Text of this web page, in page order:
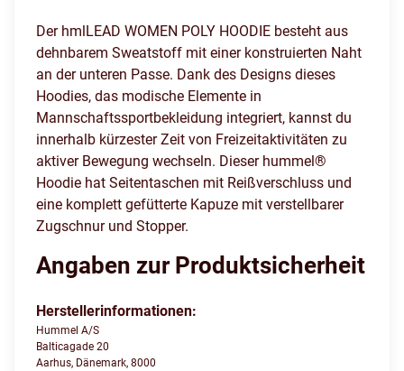
Der hmlLEAD WOMEN POLY HOODIE besteht aus
dehnbarem Sweatstoff mit einer konstruierten Naht
an der unteren Passe. Dank des Designs dieses
Hoodies, das modische Elemente in
Mannschaftssportbekleidung integriert, kannst du
innerhalb kürzester Zeit von Freizeitaktivitäten zu
aktiver Bewegung wechseln. Dieser hummel®
Hoodie hat Seitentaschen mit Reißverschluss und
eine komplett gefütterte Kapuze mit verstellbarer
Zugschnur und Stopper.
Angaben zur Produktsicherheit
Herstellerinformationen:
Hummel A/S
Balticagade 20
Aarhus, Dänemark, 8000